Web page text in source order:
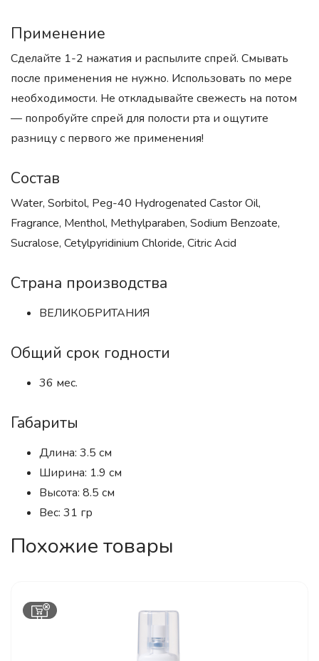
Применение
Сделайте 1-2 нажатия и распылите спрей. Смывать
после применения не нужно. Использовать по мере
необходимости. Не откладывайте свежесть на потом
— попробуйте спрей для полости рта и ощутите
разницу с первого же применения!
Состав
Water, Sorbitol, Peg-40 Hydrogenated Castor Oil,
Fragrance, Menthol, Methylparaben, Sodium Benzoate,
Sucralose, Cetylpyridinium Chloride, Citric Acid
Страна производства
ВЕЛИКОБРИТАНИЯ
Общий срок годности
36 мес.
Габариты
Длина: 3.5 см
Ширина: 1.9 см
Высота: 8.5 см
Вес: 31 гр
Похожие товары